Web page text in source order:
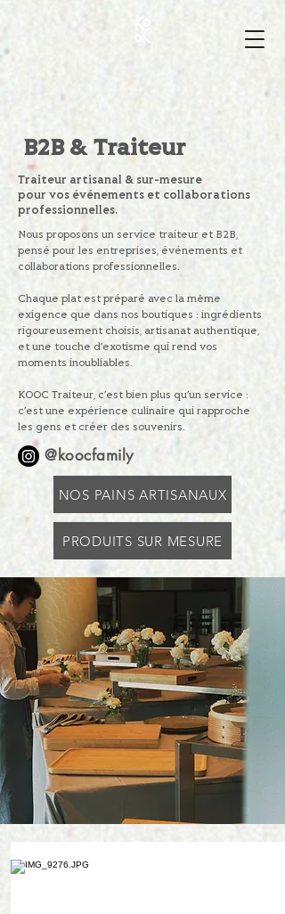
B2B & Traiteur
Traiteur artisanal & sur-mesure
pour vos événements et collaborations
professionnelles.
Nous proposons un service traiteur et B2B,
pensé pour les entreprises, événements et
collaborations professionnelles.
Chaque plat est préparé avec la même
exigence que dans nos boutiques : ingrédients
rigoureusement choisis, artisanat authentique,
et une touche d’exotisme qui rend vos
moments inoubliables.
KOOC Traiteur, c’est bien plus qu’un service :
c’est une expérience culinaire qui rapproche
les gens et créer des souvenirs.
@koocfamily
NOS PAINS ARTISANAUX
PRODUITS SUR MESURE